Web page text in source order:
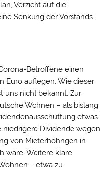
Verzicht auf die
Senkung der Vorstands-
Betroffene einen
Euro auflegen. Wie dieser
uns nicht bekannt. Zur
Wohnen – als bislang
etwas
niedrigere Dividende wegen
von Mieterhöhngen in
wäre. Weitere klare
– etwa zu